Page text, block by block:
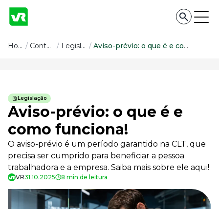
Conteúdo
Todas as categorias
Confira nossos conteúdos
Empreendedorismo
Impulsione o seu negócio
Legislação
Fique por dentro da lei
Pessoas e Cultura
Aprimore a cultura organizacional
Educação Financeira
Saiba como gerenciar o seu dinheiro
Home / Conteúdo / Legislação / Aviso-prévio: o que é e como funciona!
Legislação
Aviso-prévio: o que é e
como funciona!
O aviso-prévio é um período garantido na CLT, que
precisa ser cumprido para beneficiar a pessoa
trabalhadora e a empresa. Saiba mais sobre ele aqui!
VR31.10.2025 8 min de leitura